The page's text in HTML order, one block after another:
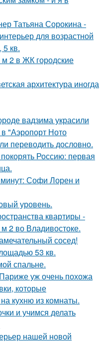
Татьяна Сорокина -
для возрастной
кв.
м 2 в ЖК городские
архитектура иногда
вадзима украсили
"Аэропорт Ното
переводить дословно.
Россию: первая
минут: Софи Лорен и
уровень.
квартиры -
2 во Владивостоке.
сосед!
53 кв.
спальне.
уж очень похожа
которые
кухню из комнаты.
и учимся делать
нашей новой